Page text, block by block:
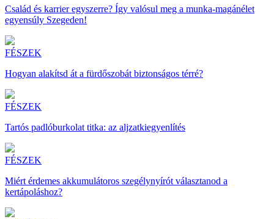
Család és karrier egyszerre? Így valósul meg a munka-magánélet
egyensúly Szegeden!
FÉSZEK
Hogyan alakítsd át a fürdőszobát biztonságos térré?
FÉSZEK
Tartós padlóburkolat titka: az aljzatkiegyenlítés
FÉSZEK
Miért érdemes akkumulátoros szegélynyírót választanod a
kertápoláshoz?